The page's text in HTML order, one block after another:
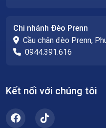
Chi nhánh Đèo Prenn
Cầu chân đèo Prenn,
0944.391.616
Kết nối với chúng tôi